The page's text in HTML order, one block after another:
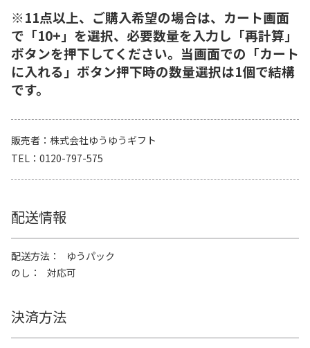
※11点以上、ご購入希望の場合は、カート画面
で「10+」を選択、必要数量を入力し「再計算」
ボタンを押下してください。当画面での「カート
に入れる」ボタン押下時の数量選択は1個で結構
です。
販売者
株式会社ゆうゆうギフト
TEL
0120-797-575
配送情報
配送方法
ゆうパック
のし
対応可
決済方法